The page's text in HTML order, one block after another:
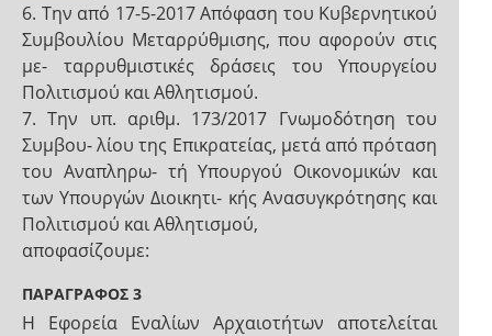
6. Την από 17-5-2017 Απόφαση του Κυβερνητικού
Συμβουλίου Μεταρρύθμισης, που αφορούν στις
με- ταρρυθμιστικές δράσεις του Υπουργείου
Πολιτισμού και Αθλητισμού.
7. Την υπ. αριθμ. 173/2017 Γνωμοδότηση του
Συμβου- λίου της Επικρατείας, μετά από πρόταση
του Αναπληρω- τή Υπουργού Οικονομικών και
των Υπουργών Διοικητι- κής Ανασυγκρότησης και
Πολιτισμού και Αθλητισμού,
αποφασίζουμε:
ΠΑΡΑΓΡΑΦΟΣ 3
Η Εφορεία Εναλίων Αρχαιοτήτων αποτελείται